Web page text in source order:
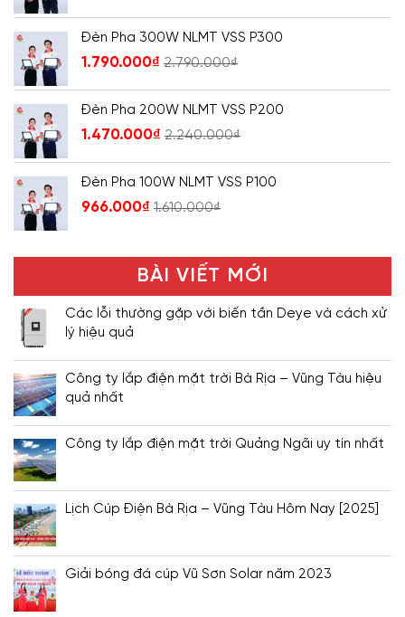
Đèn Pha 300W NLMT VSS P300
1.790.000₫ 2.790.000₫
Đèn Pha 200W NLMT VSS P200
1.470.000₫ 2.240.000₫
Đèn Pha 100W NLMT VSS P100
966.000₫ 1.610.000₫
BÀI VIẾT MỚI
Các lỗi thường gặp với biến tần Deye và cách xử
lý hiệu quả
Công ty lắp điện mặt trời Bà Rịa – Vũng Tàu hiệu
quả nhất
Công ty lắp điện mặt trời Quảng Ngãi uy tín nhất
Lịch Cúp Điện Bà Rịa – Vũng Tàu Hôm Nay [2025]
Giải bóng đá cúp Vũ Sơn Solar năm 2023